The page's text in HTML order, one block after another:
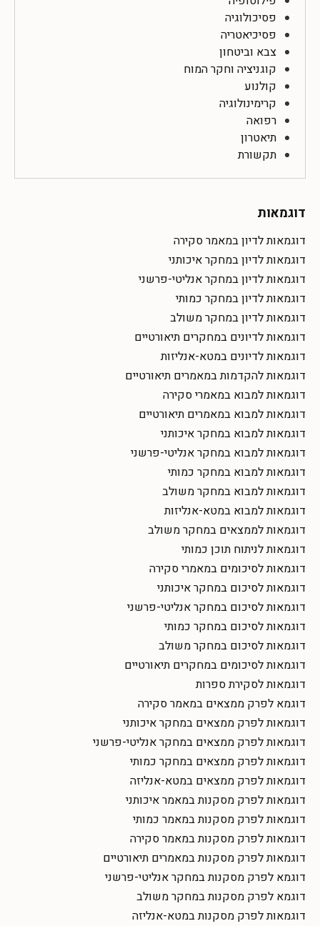
פסיכולוגיה
פסיכיאטריה
צבא וביטחון
קוגניציה וחקר המוח
קולנוע
קרימינולוגיה
רפואה
תיאטרון
תקשורת
דוגמאות
דוגמאות לדיון במאמר סקירה
דוגמאות לדיון במחקר איכותני
דוגמאות לדיון במחקר אנליטי-פרשני
דוגמאות לדיון במחקר כמותי
דוגמאות לדיון במחקר משולב
דוגמאות לדיונים במחקרים תיאורטיים
דוגמאות לדיונים במטא-אנליזות
דוגמאות להקדמות במאמרים תיאורטיים
דוגמאות למבוא במאמרי סקירה
דוגמאות למבוא במאמרים תיאורטיים
דוגמאות למבוא במחקר איכותני
דוגמאות למבוא במחקר אנליטי-פרשני
דוגמאות למבוא במחקר כמותי
דוגמאות למבוא במחקר משולב
דוגמאות למבוא במטא-אנליזות
דוגמאות לממצאים במחקר משולב
דוגמאות לניתוח תוכן כמותי
דוגמאות לסיכומים במאמרי סקירה
דוגמאות לסיכום במחקר איכותני
דוגמאות לסיכום במחקר אנליטי-פרשני
דוגמאות לסיכום במחקר כמותי
דוגמאות לסיכום במחקר משולב
דוגמאות לסיכומים במחקרים תיאורטיים
דוגמאות לסקירת ספרות
דוגמא לפרק ממצאים במאמר סקירה
דוגמאות לפרק ממצאים במחקר איכותני
דוגמאות לפרק ממצאים במחקר אנליטי-פרשני
דוגמאות לפרק ממצאים במחקר כמותי
דוגמאות לפרק ממצאים במטא-אנליזה
דוגמאות לפרק מסקנות במאמר איכותני
דוגמאות לפרק מסקנות במאמר כמותי
דוגמאות לפרק מסקנות במאמר סקירה
דוגמאות לפרק מסקנות במאמרים תיאורטיים
דוגמא לפרק מסקנות במחקר אנליטי-פרשני
דוגמא לפרק מסקנות במחקר משולב
דוגמאות לפרק מסקנות במטא-אנליזה